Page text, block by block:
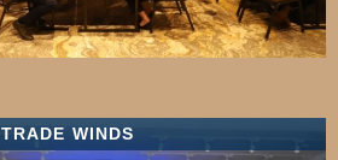
TRADE WINDS